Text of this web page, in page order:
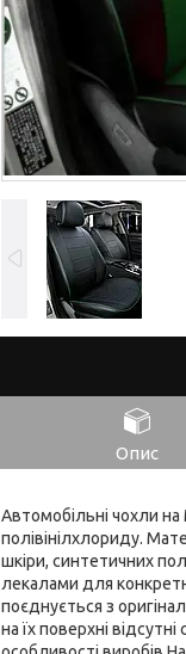
Опис
Автомобільні чохли
полівінілхлориду.
шкіри, синтетичних
лекалами для
поєднується з
на їх поверхні